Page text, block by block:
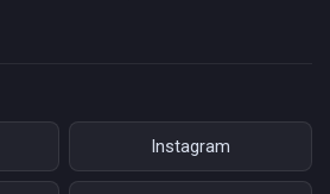
Instagram